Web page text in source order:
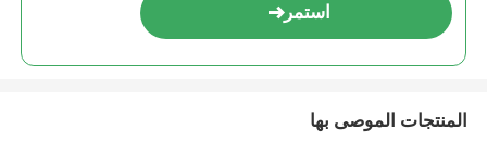
استمر
المنتجات الموصى بها